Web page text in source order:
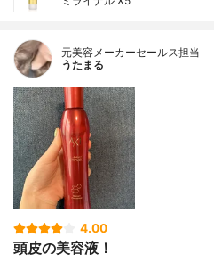
元美容メーカーセールス担当
うたまる
4.00
頭皮の美容液！